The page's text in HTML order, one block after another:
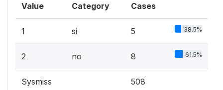
Value Category Cases
1 si 5 38.5%
2 no 8 61.5%
Sysmiss 508